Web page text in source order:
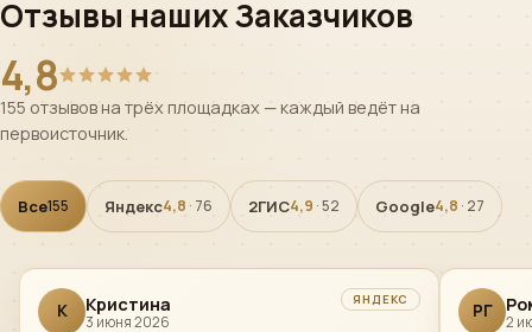
Отзывы наших Заказчиков
4,8
155 отзывов на трёх площадках — каждый ведёт на
первоисточник.
Все155 Яндекс4,8 · 76 2ГИС4,9 · 52 Google4,8 · 27
К Кристина
3 июня 2026
ЯНДЕКС
РГ 2